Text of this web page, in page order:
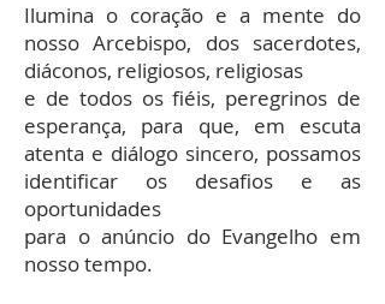
Ilumina o coração e a mente do
nosso Arcebispo, dos sacerdotes,
diáconos, religiosos, religiosas
e de todos os fiéis, peregrinos de
esperança, para que, em escuta
atenta e diálogo sincero, possamos
identificar os desafios e as
oportunidades
para o anúncio do Evangelho em
nosso tempo.